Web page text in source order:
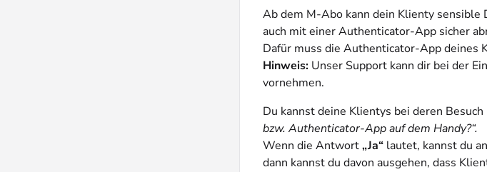
Ab dem M-Abo kann dein Klienty sensible
auch mit einer Authenticator-App sicher
Dafür muss die Authenticator-App deines
Hinweis: Unser Support kann dir bei der
vornehmen.
Du kannst deine Klientys bei deren
bzw. Authenticator-App auf dem Handy?“.
Wenn die Antwort„Ja“ lautet, kannst du
dann kannst du davon ausgehen, dass